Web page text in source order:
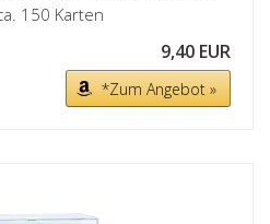
150 Karten
9,40 EUR
*Zum Angebot »